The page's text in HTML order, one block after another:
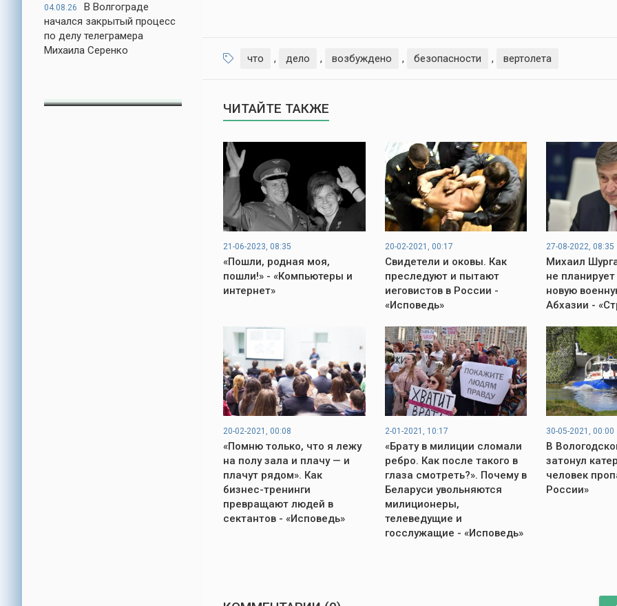
04.08.26
В Волгограде
начался закрытый процесс
по делу телеграмера
Михаила Серенко
что , дело , возбуждено , безопасности , вертолета
ЧИТАЙТЕ ТАКЖЕ
21-06-2023, 08:35
«Пошли, родная моя,
пошли!» - «Компьютеры и
интернет»
20-02-2021, 00:17
Свидетели и оковы. Как
преследуют и пытают
иеговистов в России -
«Исповедь»
27-08-2022, 08:35
Михаил
не
новую
Абхазии -
20-02-2021, 00:08
«Помню только, что я лежу
на полу зала и плачу — и
плачут рядом». Как
бизнес-тренинги
превращают людей в
сектантов - «Исповедь»
2-01-2021, 10:17
«Брату в милиции сломали
ребро. Как после такого в
глаза смотреть?». Почему в
Беларуси увольняются
милиционеры,
телеведущие и
госслужащие - «Исповедь»
30-05-2021, 00:00
В
затонул
человек
России»